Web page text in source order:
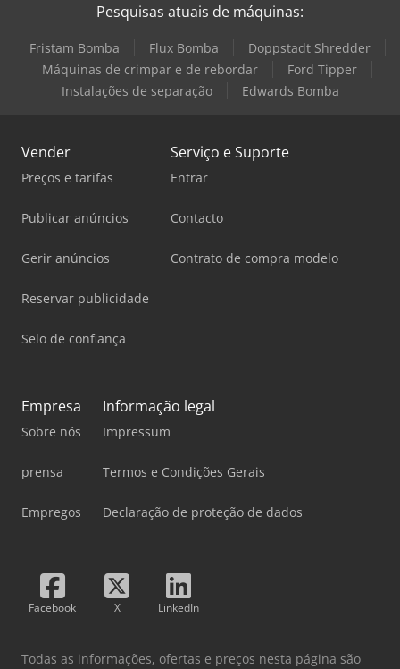
Pesquisas atuais de máquinas:
Fristam Bomba Flux Bomba
Doppstadt Shredder
Máquinas de crimpar e de rebordar
Ford Tipper
Instalações de separação
Edwards Bomba
Vender
Preços e tarifas
Publicar anúncios
Gerir anúncios
Reservar publicidade
Selo de confiança
Serviço e Suporte
Entrar
Contacto
Contrato de compra modelo
Empresa
Sobre nós
prensa
Empregos
Informação legal
Impressum
Termos e Condições Gerais
Declaração de proteção de dados
Facebook X LinkedIn
Todas as informações, ofertas e preços nesta página são